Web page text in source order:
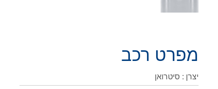
מפרט רכב
יצרן : סיטרואן